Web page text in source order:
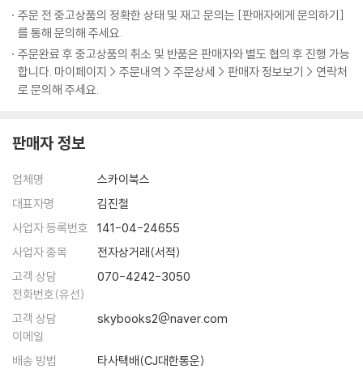
기 위한 단서를 찾기 위해 움직인다. 플래시는 배트맨을 찾아가 잃어버린
시간에 대해 의논하고, 본격적인 수사를 시작한다.
한편 스피드 포스 번개가 센트럴 시티 전역을 강타하자, 수많은 스피드스
터가 탄생한다. 그들 중엔 플래시와 한 팀이 되어 범죄와의 싸움을 도울 자
들도 있고, 주어진 신적인 초능력을 사리사욕을 채우는 데 쓰려는 자들도
플래시: 리버스 #1, 플래시 #1-8 수록.
주문 전 중고상품의 정확한 상태 및 재고 문의는 [판매자에게 문의하기]
를 통해 문의해 주세요.
주문완료 후 중고상품의 취소 및 반품은 판매자와 별도 협의 후 진행 가능
합니다. 마이페이지 > 주문내역 > 주문상세 > 판매자 정보보기 > 연락처
로 문의해 주세요.
판매자 정보
업체명
스카이북스
대표자명
김진철
사업자 등록번호
141-04-24655
사업자 종목
전자상거래(서적)
고객 상담
전화번호(유선)
070-4242-3050
고객 상담
이메일
skybooks2@naver.com
배송 방법
타사택배(CJ대한통운)